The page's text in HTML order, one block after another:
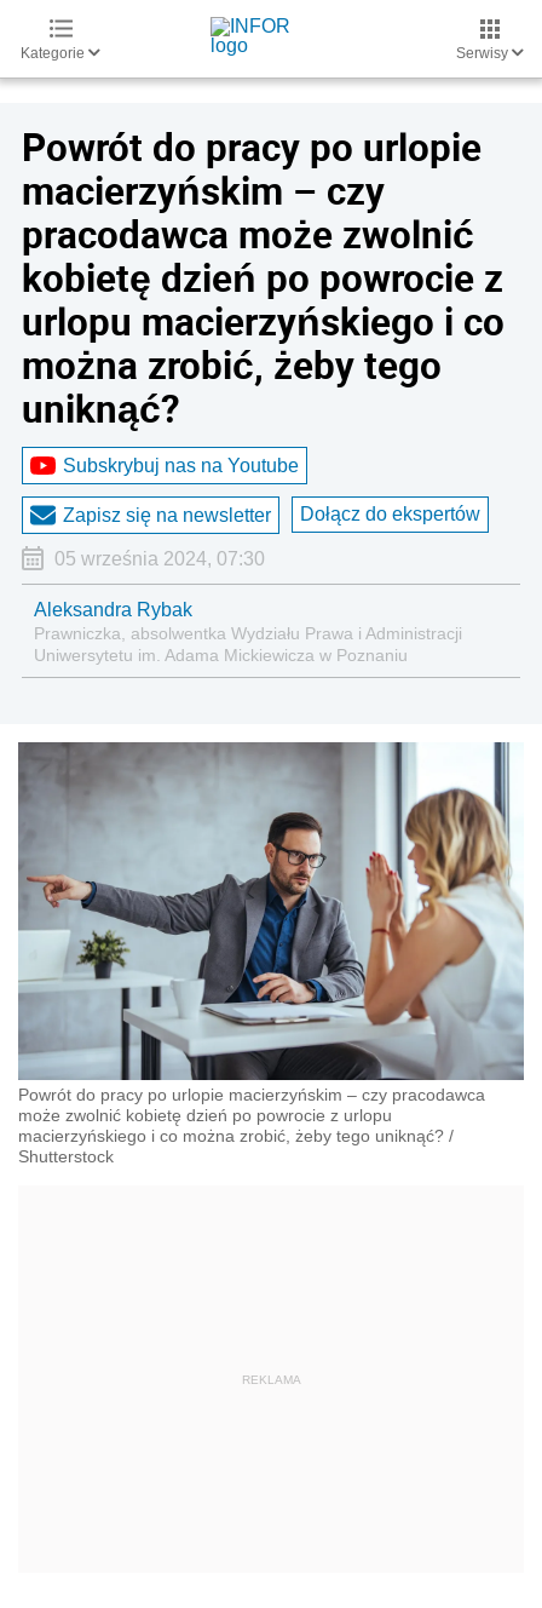
Kategorie Serwisy
Powrót do pracy po urlopie
macierzyńskim – czy
pracodawca może zwolnić
kobietę dzień po powrocie z
urlopu macierzyńskiego i co
można zrobić, żeby tego
uniknąć?
Subskrybuj nas na Youtube
Zapisz się na newsletter Dołącz do ekspertów
05 września 2024, 07:30
Aleksandra Rybak
Prawniczka, absolwentka Wydziału Prawa i Administracji
Uniwersytetu im. Adama Mickiewicza w Poznaniu
Powrót do pracy po urlopie macierzyńskim – czy pracodawca
może zwolnić kobietę dzień po powrocie z urlopu
macierzyńskiego i co można zrobić, żeby tego uniknąć? /
Shutterstock